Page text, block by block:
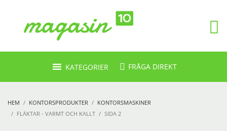
KATEGORIER FRÅGA DIREKT
HEM KONTORSPRODUKTER
KONTORSMASKINER
FLÄKTAR - VARMT OCH KALLT
SIDA 2